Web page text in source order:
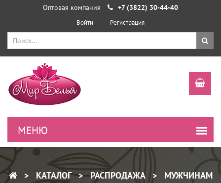
Оптовая компания +7 (3822) 30-44-40
Войти Регистрация
КАТАЛОГ РАСПРОДАЖА МУЖЧИНАМ